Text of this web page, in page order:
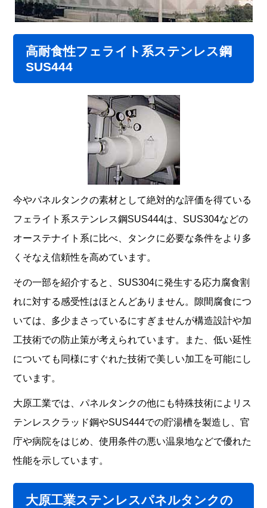
高耐食性フェライト系ステンレス鋼
SUS444
今やパネルタンクの素材として絶対的な評価を得ている
フェライト系ステンレス鋼SUS444は、SUS304などの
オーステナイト系に比べ、タンクに必要な条件をより多
くそなえ信頼性を高めています。
その一部を紹介すると、SUS304に発生する応力腐食割
れに対する感受性はほとんどありません。隙間腐食につ
いては、多少まさっているにすぎませんが構造設計や加
工技術での防止策が考えられています。また、低い延性
についても同様にすぐれた技術で美しい加工を可能にし
ています。
大原工業では、パネルタンクの他にも特殊技術によリス
テンレスクラッド鋼やSUS444での貯湯槽を製造し、官
庁や病院をはじめ、使用条件の悪い温泉地などで優れた
性能を示しています。
大原工業ステンレスパネルタンクの